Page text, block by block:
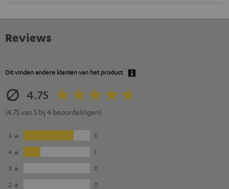
Reviews
Dit vinden andere klanten van het product
4.75
(4.75 van 5 bij 4 beoordelingen)
5
3
4
1
3
0
2
0